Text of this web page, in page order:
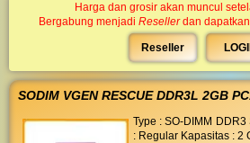
Harga dan grosir akan muncul
Bergabung menjadi Resellerdan dapatkan
Reseller
SODIM VGEN RESCUE DDR3L 2GB
Type : SO-DIMM
: Regular Kapasitas : 2